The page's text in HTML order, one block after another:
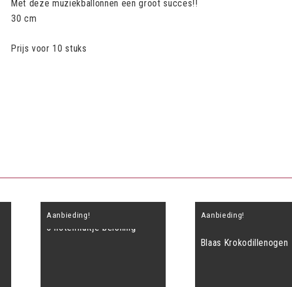
Met deze muziekballonnen een groot succes!!
30 cm
Prijs voor 10 stuks
Aanbieding!
5 notenfluitje beloning
Aanbieding!
Blaas Krokodillenogen